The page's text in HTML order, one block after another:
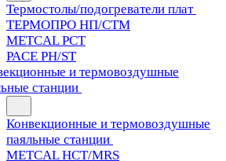
Термостолы/подогреватели плат
ТЕРМОПРО НП/СТМ
METCAL PCT
PACE PH/ST
и термовоздушные
станции
Конвекционные и термовоздушные
паяльные станции
METCAL HCT/MRS